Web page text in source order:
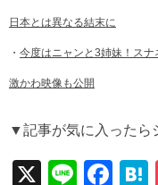
日本とは異なる結末に
・ 今度はニャンと3姉妹！ス
激かわ映像も公開
▼記事が気に入ったら
X
Li
F